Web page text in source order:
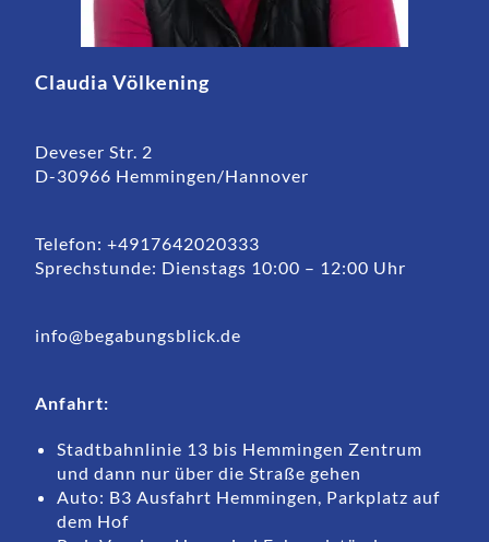
Claudia Völkening
Deveser Str. 2
D-30966 Hemmingen/Hannover
Telefon: +4917642020333
Sprechstunde: Dienstags 10:00 – 12:00 Uhr
info@begabungsblick.de
Anfahrt:
Stadtbahnlinie 13 bis Hemmingen Zentrum
und dann nur über die Straße gehen
Auto: B3 Ausfahrt Hemmingen, Parkplatz auf
dem Hof